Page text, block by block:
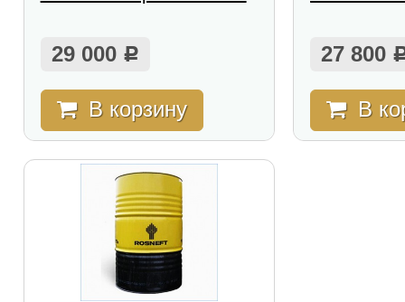
29 000 Р
В корзину
27 800
В